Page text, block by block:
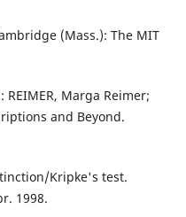
(Mass.): The MIT
REIMER, Marga Reimer;
and Beyond.
Kripke's test.
1998.